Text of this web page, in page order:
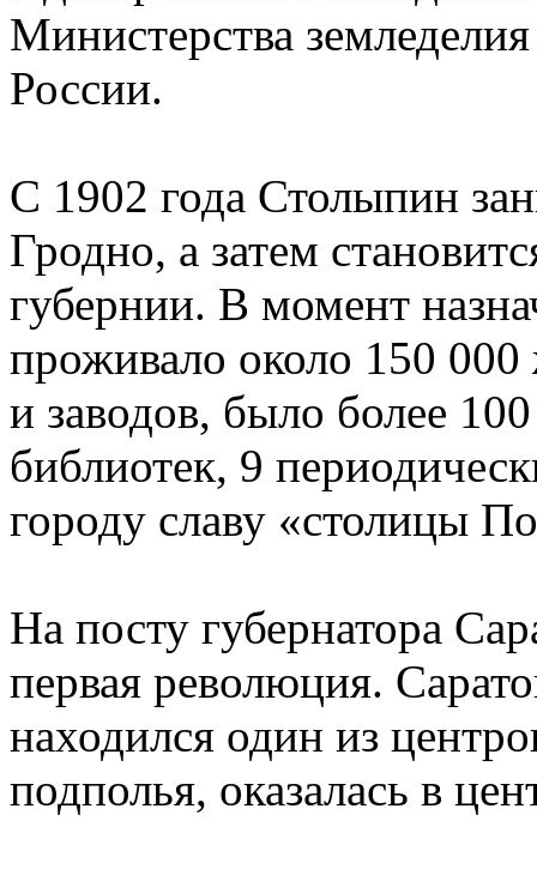
Министерства
России.
С 1902 года Столыпин
Гродно, а затем
губернии. В момент
проживало около 150
и заводов, было более
библиотек, 9
городу славу «столицы
На посту губернатора
первая революция.
находился один из
подполья, оказалась в